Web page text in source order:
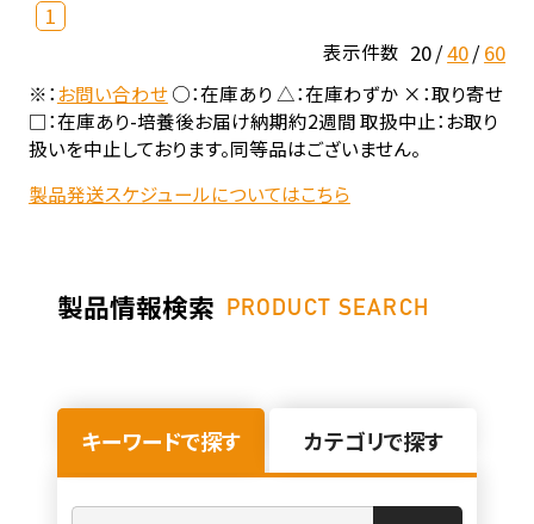
1
表示件数 20 40 60
※：お問い合わせ○：在庫あり △：在庫わずか ×：取り寄せ
□：在庫あり-培養後お届け納期約2週間 取扱中止：お取り
扱いを中止しております。同等品はございません。
製品発送スケジュールについてはこちら
製品情報検索 PRODUCT SEARCH
キーワードで探す カテゴリで探す